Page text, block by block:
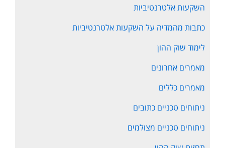
השקעות אלטרנטיביות
כתבות מהמדיה על השקעות אלטרנטיביות
לימוד שוק ההון
מאמרים אחרונים
מאמרים כללים
ניתוחים טכניים כתובים
ניתוחים טכניים מצולמים